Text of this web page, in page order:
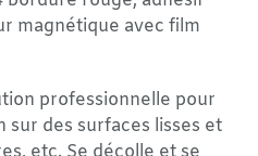
magnétique avec film
professionnelle pour
des surfaces lisses et